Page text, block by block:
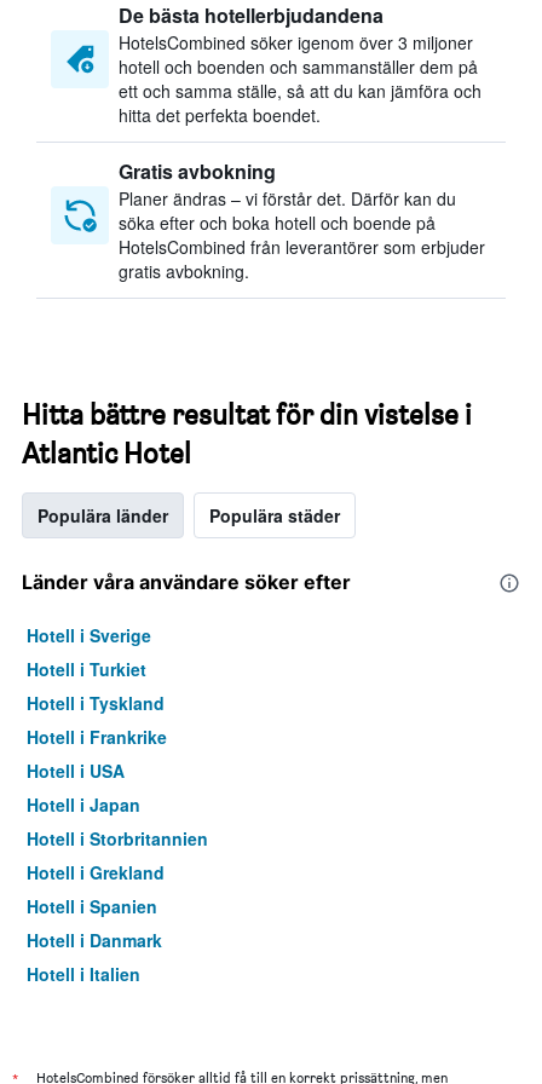
De bästa hotellerbjudandena
HotelsCombined söker igenom över 3 miljoner
hotell och boenden och sammanställer dem på
ett och samma ställe, så att du kan jämföra och
hitta det perfekta boendet.
Gratis avbokning
Planer ändras – vi förstår det. Därför kan du
söka efter och boka hotell och boende på
HotelsCombined från leverantörer som erbjuder
gratis avbokning.
Hitta bättre resultat för din vistelse i
Atlantic Hotel
Populära länder Populära städer
Länder våra användare söker efter
Hotell i Sverige
Hotell i Turkiet
Hotell i Tyskland
Hotell i Frankrike
Hotell i USA
Hotell i Japan
Hotell i Storbritannien
Hotell i Grekland
Hotell i Spanien
Hotell i Danmark
Hotell i Italien
HotelsCombined försöker alltid få till en korrekt prissättning, men